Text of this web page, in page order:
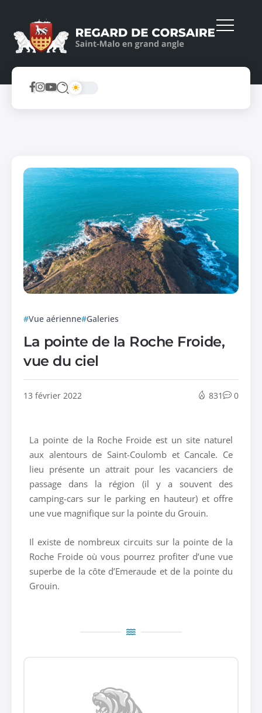
Vue aérienne Galeries
La pointe de la Roche Froide,
vue du ciel
13 février 2022 831 0
La pointe de la Roche Froide est un site naturel
aux alentours de Saint-Coulomb et Cancale. Ce
lieu présente un attrait pour les vacanciers de
passage dans la région (il y a souvent des
camping-cars sur le parking en hauteur) et offre
une vue magnifique sur la pointe du Grouin.
Il existe de nombreux circuits sur la pointe de la
Roche Froide où vous pourrez profiter d’une vue
superbe de la côte d’Emeraude et de la pointe du
Grouin.